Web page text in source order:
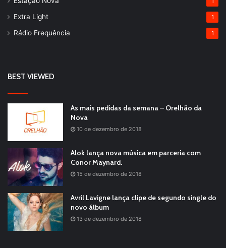
Extra Light 1
Rádio Frequência 1
BEST VIEWED
As mais pedidas da semana – Orelhão da
Nova
10 de dezembro de 2018
Alok lança nova música em parceria com
Conor Maynard.
15 de dezembro de 2018
Avril Lavigne lança clipe de segundo single do
novo álbum
13 de dezembro de 2018